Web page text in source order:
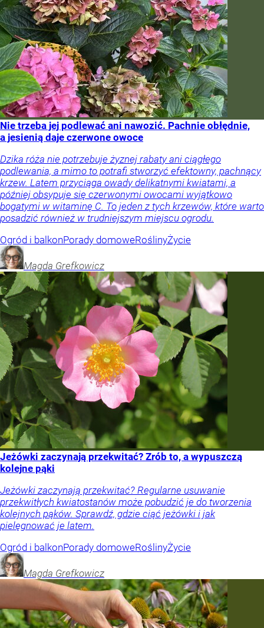
Nie trzeba jej podlewać ani nawozić. Pachnie obłędnie,
a jesienią daje czerwone owoce
Dzika róża nie potrzebuje żyznej rabaty ani ciągłego
podlewania, a mimo to potrafi stworzyć efektowny, pachnący
krzew. Latem przyciąga owady delikatnymi kwiatami, a
później obsypuje się czerwonymi owocami wyjątkowo
bogatymi w witaminę C. To jeden z tych krzewów, które warto
posadzić również w trudniejszym miejscu ogrodu.
Ogród i balkonPorady domoweRoślinyŻycie
Magda Grefkowicz
Jeżówki zaczynają przekwitać? Zrób to, a wypuszczą
kolejne pąki
Jeżówki zaczynają przekwitać? Regularne usuwanie
przekwitłych kwiatostanów może pobudzić je do tworzenia
kolejnych pąków. Sprawdź, gdzie ciąć jeżówki i jak
pielęgnować je latem.
Ogród i balkonPorady domoweRoślinyŻycie
Magda Grefkowicz